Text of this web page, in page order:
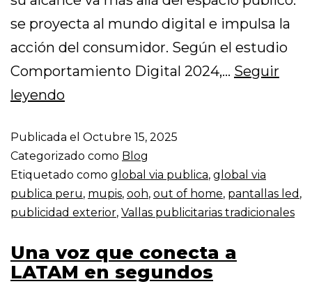
se proyecta al mundo digital e impulsa la
acción del consumidor. Según el estudio
Comportamiento Digital 2024,… Seguir
leyendo
Publicada el Octubre 15, 2025
Categorizado como Blog
Etiquetado como global via publica, global via
publica peru, mupis, ooh, out of home, pantallas led ,
publicidad exterior, Vallas publicitarias tradicionales
Una voz que conecta a
LATAM en segundos